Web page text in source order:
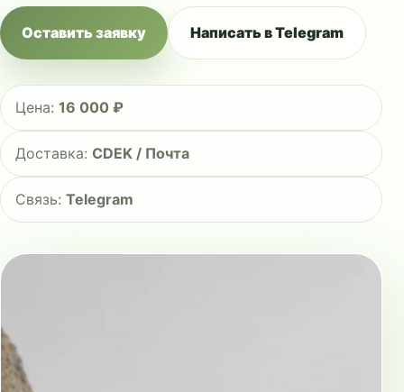
Оставить заявку Написать в Telegram
Цена: 16 000 ₽
Доставка: CDEK / Почта
Связь: Telegram